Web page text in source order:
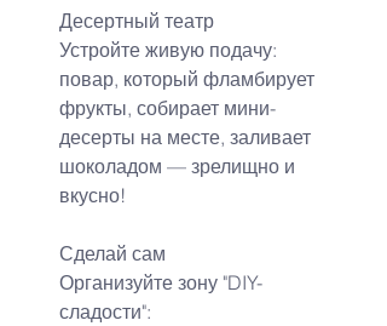
Десертный театр
Устройте живую подачу:
повар, который фламбирует
фрукты, собирает мини-
десерты на месте, заливает
шоколадом — зрелищно и
вкусно!
Сделай сам
Организуйте зону "DIY-
сладости":